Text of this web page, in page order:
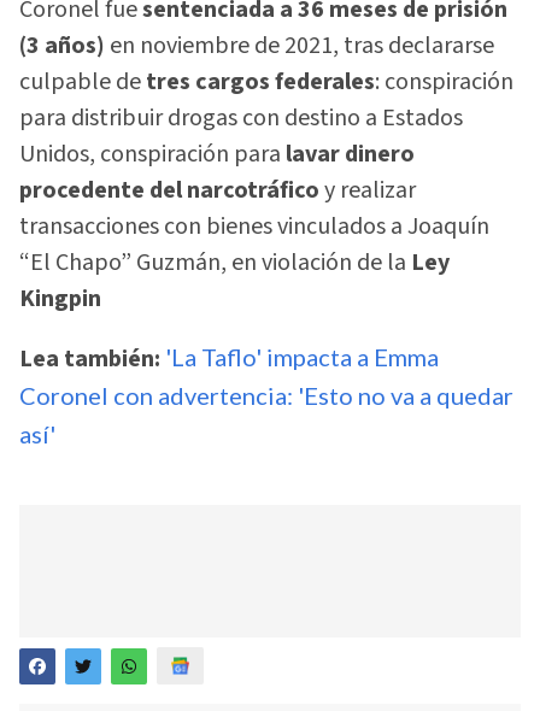
Coronel fuesentenciada a 36 meses de prisión
(3 años) en noviembre de 2021, tras declararse
culpable detres cargos federales: conspiración
para distribuir drogas con destino a Estados
Unidos, conspiración para lavar dinero
procedente del narcotráficoy realizar
transacciones con bienes vinculados a Joaquín
“El Chapo” Guzmán, en violación de la Ley
Kingpin
Lea también: 'La Taflo' impacta a Emma
Coronel con advertencia: 'Esto no va a quedar
así'